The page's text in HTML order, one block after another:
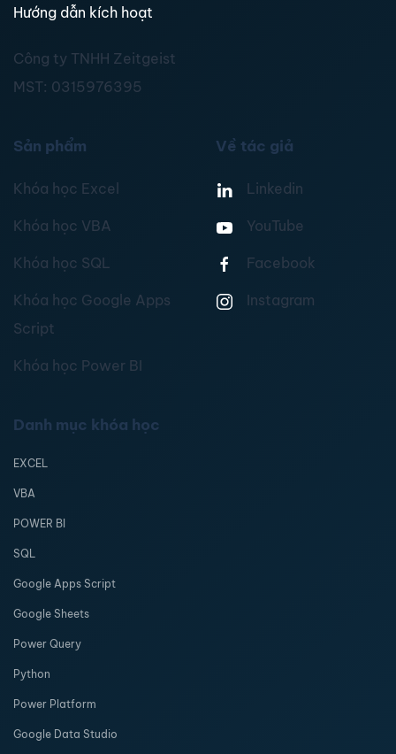
Hướng dẫn kích hoạt
Công ty TNHH Zeitgeist
MST: 0315976395
Sản phẩm
Khóa học Excel
Khóa học VBA
Khóa học SQL
Khóa học Google Apps
Script
Khóa học Power BI
Về tác giả
Linkedin
YouTube
Facebook
Instagram
Danh mục khóa học
EXCEL
VBA
POWER BI
SQL
Google Apps Script
Google Sheets
Power Query
Python
Power Platform
Google Data Studio